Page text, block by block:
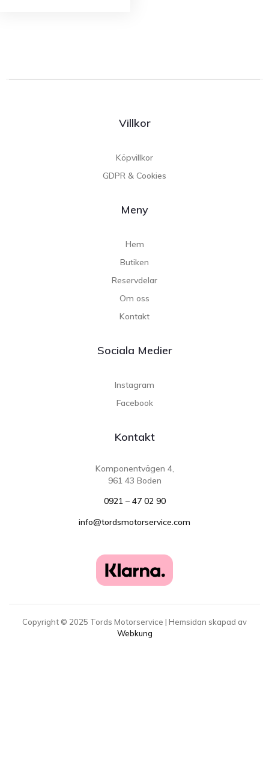
Villkor
Köpvillkor
GDPR & Cookies
Meny
Hem
Butiken
Reservdelar
Om oss
Kontakt
Sociala Medier
Instagram
Facebook
Kontakt
Komponentvägen 4,
961 43 Boden
0921 – 47 02 90
info@tordsmotorservice.com
Copyright © 2025 Tords Motorservice | Hemsidan skapad av
Webkung